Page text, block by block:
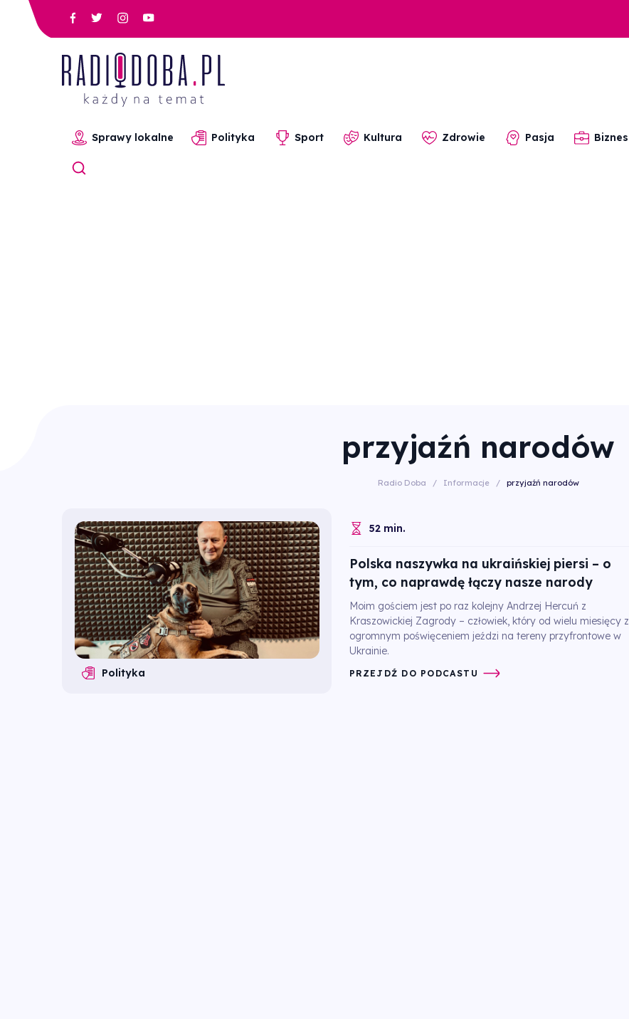
Sprawy lokalne Polityka Sport Kultura Zdrowie Pasja Biznes
przyjaźń narodów
Radio Doba / Informacje / przyjaźń narodów
Polityka
52 min.
Polska naszywka na ukraińskiej piersi – o
tym, co naprawdę łączy nasze narody
Moim gościem jest po raz kolejny Andrzej Hercuń z
Kraszowickiej Zagrody – człowiek, który od wielu miesięcy z
ogromnym poświęceniem jeździ na tereny przyfrontowe w
Ukrainie.
PRZEJDŹ DO PODCASTU